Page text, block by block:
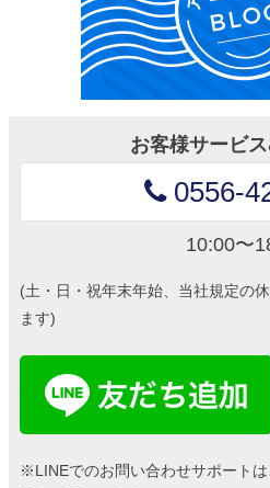
お客様サービ
0556-
10:00〜
(土・日・祝年末年始、当社規定の
ます)
※LINEでのお問い合わせサポート